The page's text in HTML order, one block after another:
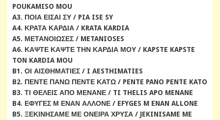
POUKAMISO MOU
A3. ΠΟΙΑ ΕΙΣΑΙ ΣΥ / PIA ISE SY
A4. ΚΡΑΤΑ ΚΑΡΔΙΑ / KRATA KARDIA
A5. ΜΕΤΑΝΟΙΩΣΕΣ / METANIOSES
A6. ΚΑΨΤΕ ΚΑΨΤΕ ΤΗΝ ΚΑΡΔΙΑ ΜΟΥ / KAPSTE KAPSTE
TON KARDIA MOU
B1. ΟΙ ΑΙΣΘΗΜΑΤΙΕΣ / I AESTHIMATIES
B2. ΠΕΝΤΕ ΠΑΝΩ ΠΕΝΤΕ ΚΑΤΩ / PENTE PANO PENTE KATO
B3. ΤΙ ΘΕΛΕΙΣ ΑΠΟ ΜΕΝΑΝΕ / TI THELIS APO MENANE
B4. ΕΦΥΓΕΣ Μ ΕΝΑΝ ΑΛΛΟΝΕ / EFYGES M ENAN ALLONE
B5. ΞΕΚΙΝΗΣΑΜΕ ΜΕ ΟΝΕΙΡΑ ΧΡΥΣΑ / JEKINISAME ME